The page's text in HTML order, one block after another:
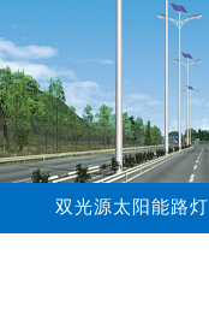
双光源太阳能路灯